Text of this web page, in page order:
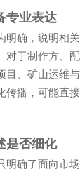
专业表达
明确，说明相
对于制作方、
目、矿山运维
传播，可能直
是否细化
明确了面向市